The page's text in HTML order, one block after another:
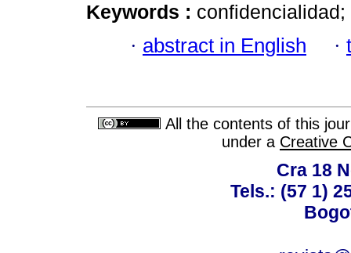
Keywords :
· abstract in English ·
All the contents of this
under a Creative
Cra 18
Tels.: (57 1)